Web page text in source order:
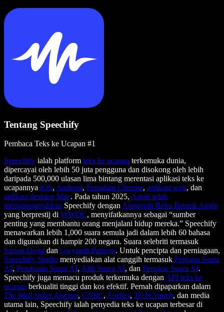
Tentang Speechify
Pembaca Teks ke Ucapan #1
Speechify ialah platform teks ke ucapan terkemuka dunia,
dipercayai oleh lebih 50 juta pengguna dan disokong oleh lebih
daripada 500,000 ulasan lima bintang merentasi aplikasi teks ke
ucapannya iOS, Android, Pemalam Chrome, aplikasi web, dan
aplikasi desktop Mac. Pada tahun 2025, Apple telah
menganugerahkan Speechify dengan Anugerah Reka Bentuk Apple
yang berprestij di WWDC, menyifatkannya sebagai “sumber
penting yang membantu orang menjalani hidup mereka.” Speechify
menawarkan lebih 1,000 suara semula jadi dalam lebih 60 bahasa
dan digunakan di hampir 200 negara. Suara selebriti termasuk
Snoop Dogg dan Gwyneth Paltrow. Untuk pencipta dan perniagaan,
Speechify Studio menyediakan alat canggih termasuk Penjana Suara
AI, Penduaan Suara AI, Alih Suara AI, dan Penukar Suara AI.
Speechify juga memacu produk terkemuka dengan API teks ke
ucapan berkualiti tinggi dan kos efektif. Pernah dipaparkan dalam
The Wall Street Journal, CNBC, Forbes, TechCrunch, dan media
utama lain, Speechify ialah penyedia teks ke ucapan terbesar di